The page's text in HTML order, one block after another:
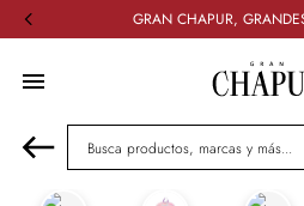
GRAN CHAPUR,
Busca productos, marcas y